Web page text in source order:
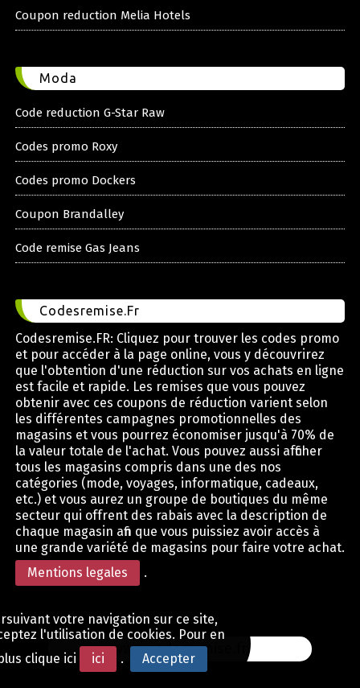
Coupon reduction Melia Hotels
Moda
Code reduction G-Star Raw
Codes promo Roxy
Codes promo Dockers
Coupon Brandalley
Code remise Gas Jeans
Codesremise.Fr
Codesremise.FR: Cliquez pour trouver les codes promo
et pour accéder à la page online, vous y découvrirez
que l'obtention d'une réduction sur vos achats en ligne
est facile et rapide. Les remises que vous pouvez
obtenir avec ces coupons de réduction varient selon
les différentes campagnes promotionnelles des
magasins et vous pourrez économiser jusqu'à 70% de
la valeur totale de l'achat. Vous pouvez aussi afficher
tous les magasins compris dans une des nos
catégories (mode, voyages, informatique, cadeaux,
etc.) et vous aurez un groupe de boutiques du même
secteur qui offrent des rabais avec la description de
chaque magasin afin que vous puissiez avoir accès à
une grande variété de magasins pour faire votre achat.
Mentions legales
.
www.codesremise.fr
votre navigation sur ce site,
l'utilisation de cookies. Pour en
clique ici
ici . Accepter